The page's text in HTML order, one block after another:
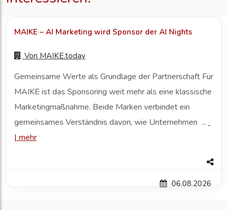
MAIKE – AI Marketing wird Sponsor der AI Nights
Von MAIKE.today
Gemeinsame Werte als Grundlage der Partnerschaft Für
MAIKE ist das Sponsoring weit mehr als eine klassische
Marketingmaßnahme. Beide Marken verbindet ein
gemeinsames Verständnis davon, wie Unternehmen ...
| mehr
06.08.2026